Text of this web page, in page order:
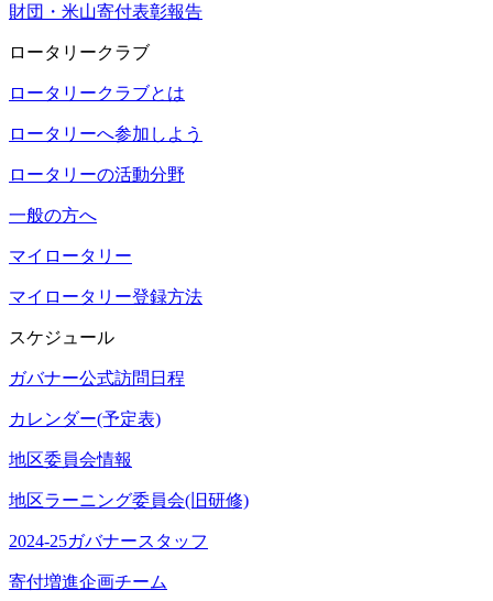
財団・米山寄付表彰報告
ロータリークラブ
ロータリークラブとは
ロータリーへ参加しよう
ロータリーの活動分野
一般の方へ
マイロータリー
マイロータリー登録方法
スケジュール
ガバナー公式訪問日程
カレンダー(予定表)
地区委員会情報
地区ラーニング委員会(旧研修)
2024-25ガバナースタッフ
寄付増進企画チーム